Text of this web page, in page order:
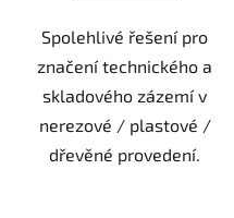
Spolehlivé řešení pro
značení technického a
skladového zázemí v
nerezové / plastové /
dřevěné provedení.